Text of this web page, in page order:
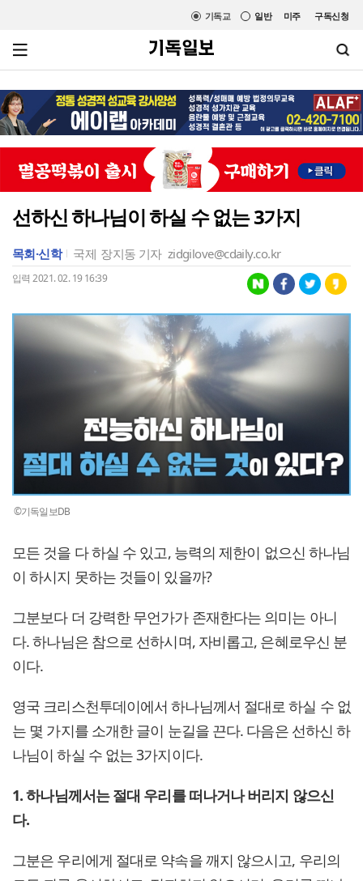
미주 구독신청
일반
기독교
선하신 하나님이 하실 수 없는 3가지
목회·신학 국제 장지동 기자 zidgilove@cdaily.co.kr
입력 2021. 02. 19 16:39
©기독일보DB
모든 것을 다 하실 수 있고, 능력의 제한이 없으신 하나님
이 하시지 못하는 것들이 있을까?
그분보다 더 강력한 무언가가 존재한다는 의미는 아니
다. 하나님은 참으로 선하시며, 자비롭고, 은혜로우신 분
이다.
영국 크리스천투데이에서 하나님께서 절대로 하실 수 없
는 몇 가지를 소개한 글이 눈길을 끈다. 다음은 선하신 하
나님이 하실 수 없는 3가지이다.
1. 하나님께서는 절대 우리를 떠나거나 버리지 않으신
다.
그분은 우리에게 절대로 약속을 깨지 않으시고, 우리의